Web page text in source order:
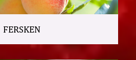
FERSKEN